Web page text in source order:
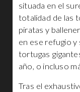
situada en el
totalidad de las
piratas y
en ese refugio y
tortugas
año, o incluso
Tras el